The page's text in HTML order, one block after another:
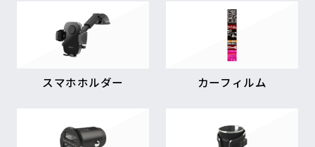
スマホホルダー カーフィルム